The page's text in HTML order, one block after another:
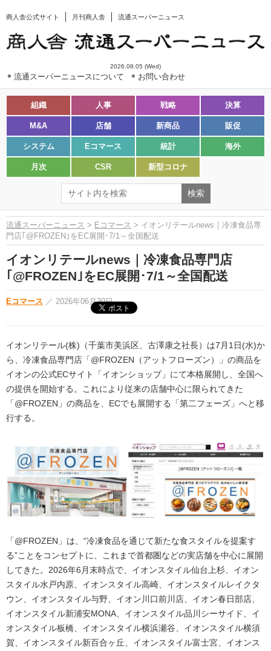
商人舎公式サイト 月刊商人舎 流通スーパーニュース
2026.08.05 (Wed)
流通スーパーニュースについて お問い合わせ
組織 人事 戦略 決算
M&A 店舗 新商品 販促
システム Eコマース 統計 海外
月次 CSR 新型コロナ
流通スーパーニュース > Eコマース > イオンリテールnews｜冷凍食品専
門店｢@FROZEN｣をEC展開･7/1～全国配送
イオンリテールnews｜冷凍食品専門店
｢@FROZEN｣をEC展開･7/1～全国配送
Eコマース ／ 2026年06月30日
イオンリテール(株)（千葉市美浜区、古澤康之社長）は7月1日(水)か
ら、冷凍食品専門店「@FROZEN（アットフローズン）」の商品を
イオンの公式ECサイト「イオンショップ」にて本格展開し、全国へ
の提供を開始する。これにより従来の店舗中心に限られてきた
「@FROZEN」の商品を、ECでも展開する「第二フェーズ」へと移
行する。
「@FROZEN」は、“冷凍食品を通じて新たな食スタイルを提案す
る”ことをコンセプトに、これまで首都圏などの実店舗を中心に展開
してきた。2026年6月末時点で、イオンスタイル仙台上杉、イオン
スタイル水戸内原、イオンスタイル高崎、イオンスタイルレイクタ
ウン、イオンスタイル与野、イオン川口前川店、イオン春日部店、
イオンスタイル新浦安MONA、イオンスタイル品川シーサイド、イ
オンスタイル板橋、イオンスタイル横浜瀬谷、イオンスタイル横須
賀、イオンスタイル新百合ヶ丘、イオンスタイル富士宮、イオンス